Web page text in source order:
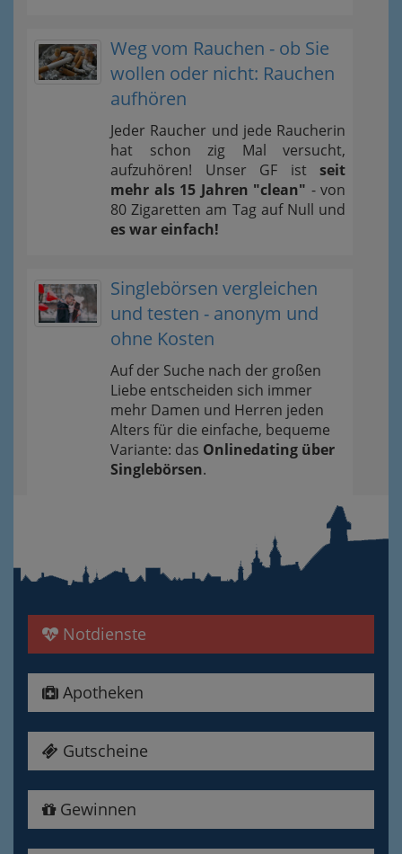
Weg vom Rauchen - ob Sie
wollen oder nicht: Rauchen
aufhören
Jeder Raucher und jede Raucherin
hat schon zig Mal versucht,
aufzuhören! Unser GF ist seit
mehr als 15 Jahren "clean" - von
80 Zigaretten am Tag auf Null und
es war einfach!
Singlebörsen vergleichen
und testen - anonym und
ohne Kosten
Auf der Suche nach der großen
Liebe entscheiden sich immer
mehr Damen und Herren jeden
Alters für die einfache, bequeme
Variante: das Onlinedating über
Singlebörsen.
Notdienste
Apotheken
Gutscheine
Gewinnen